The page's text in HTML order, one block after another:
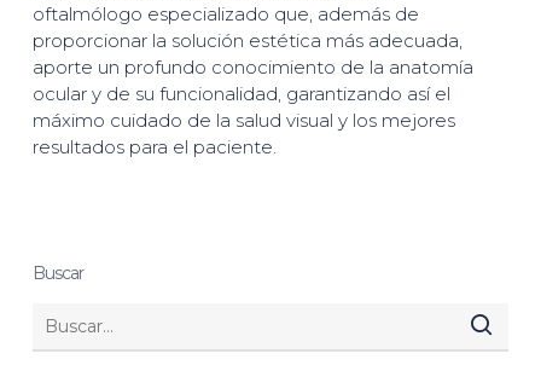
oftalmólogo especializado que, además de
proporcionar la solución estética más adecuada,
aporte un profundo conocimiento de la anatomía
ocular y de su funcionalidad, garantizando así el
máximo cuidado de la salud visual y los mejores
resultados para el paciente.
Buscar